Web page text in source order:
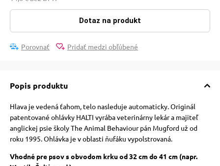
mačky
poukazy
Dotaz na produkt
Porovnať Pridať medzi obľúbené
Popis produktu
Hlava je vedená ťahom, telo nasleduje automaticky. Originál
patentované ohlávky HALTI vyrába veterinárny lekár a majiteľ
anglickej psie školy The Animal Behaviour pán Mugford už od
roku 1995. Ohlávka je v oblasti ňufáku vypolstrovaná.
Vhodné pre psov s obvodom krku od 32 cm do 41 cm (napr.